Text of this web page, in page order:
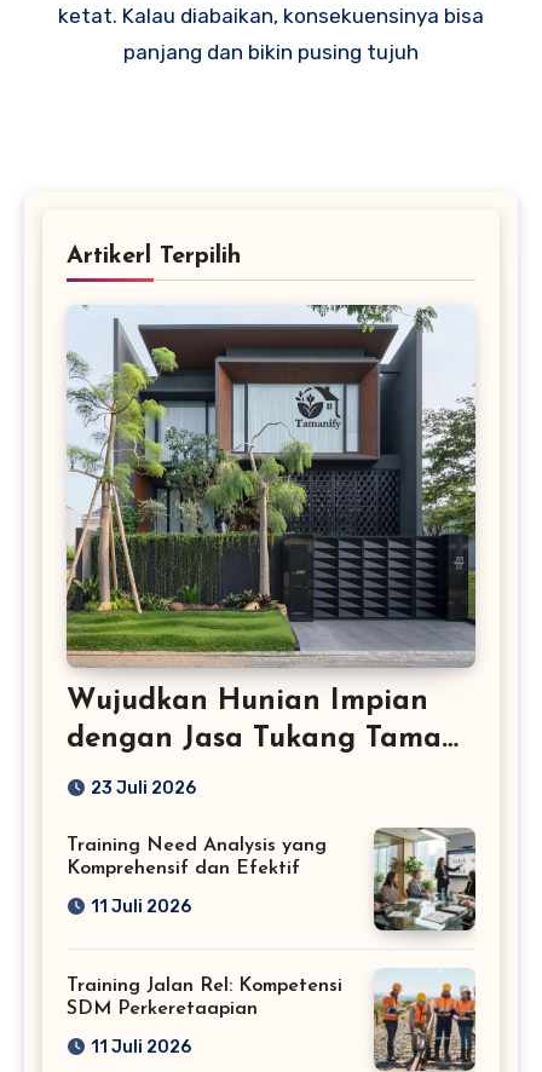
ketat. Kalau diabaikan, konsekuensinya bisa
panjang dan bikin pusing tujuh
Artikerl Terpilih
Wujudkan Hunian Impian
dengan Jasa Tukang Taman
Profesional
23 Juli 2026
Training Need Analysis yang
Komprehensif dan Efektif
11 Juli 2026
Training Jalan Rel: Kompetensi
SDM Perkeretaapian
11 Juli 2026